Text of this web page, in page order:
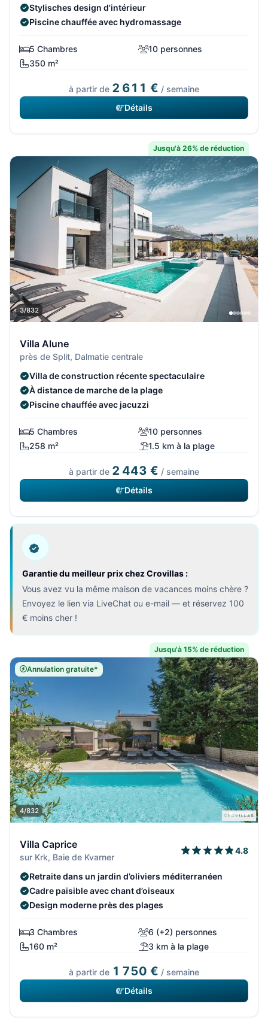
Stylisches design d'intérieur
Piscine chauffée avec hydromassage
5 Chambres
10 personnes
350 m²
à partir de 2 611 € / semaine
Détails
Jusqu'à 26% de réduction
3/832
Villa Alune
près de Split, Dalmatie centrale
Villa de construction récente spectaculaire
À distance de marche de la plage
Piscine chauffée avec jacuzzi
5 Chambres
10 personnes
258 m²
1.5 km à la plage
à partir de 2 443 € / semaine
Détails
Garantie du meilleur prix chez Crovillas :
Vous avez vu la même maison de vacances moins chère ?
Envoyez le lien via LiveChat ou e-mail — et réservez 100
€ moins cher !
Jusqu'à 15% de réduction
Annulation gratuite*
4/832
Villa Caprice
sur Krk, Baie de Kvarner
4.8
Retraite dans un jardin d’oliviers méditerranéen
Cadre paisible avec chant d’oiseaux
Design moderne près des plages
3 Chambres
6 (+2) personnes
160 m²
3 km à la plage
à partir de 1 750 € / semaine
Détails